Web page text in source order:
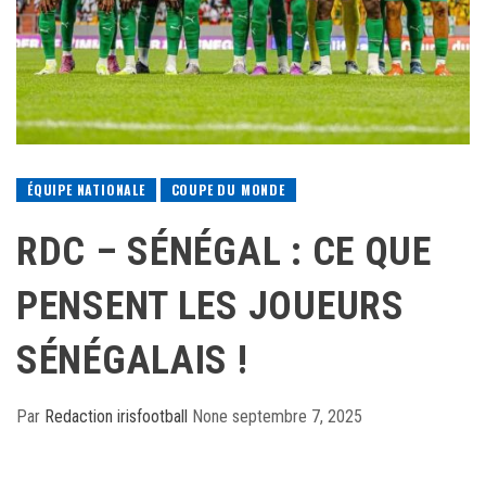
ÉQUIPE NATIONALE COUPE DU MONDE
RDC – SÉNÉGAL : CE QUE
PENSENT LES JOUEURS
SÉNÉGALAIS !
Par Redaction irisfootball None septembre 7, 2025